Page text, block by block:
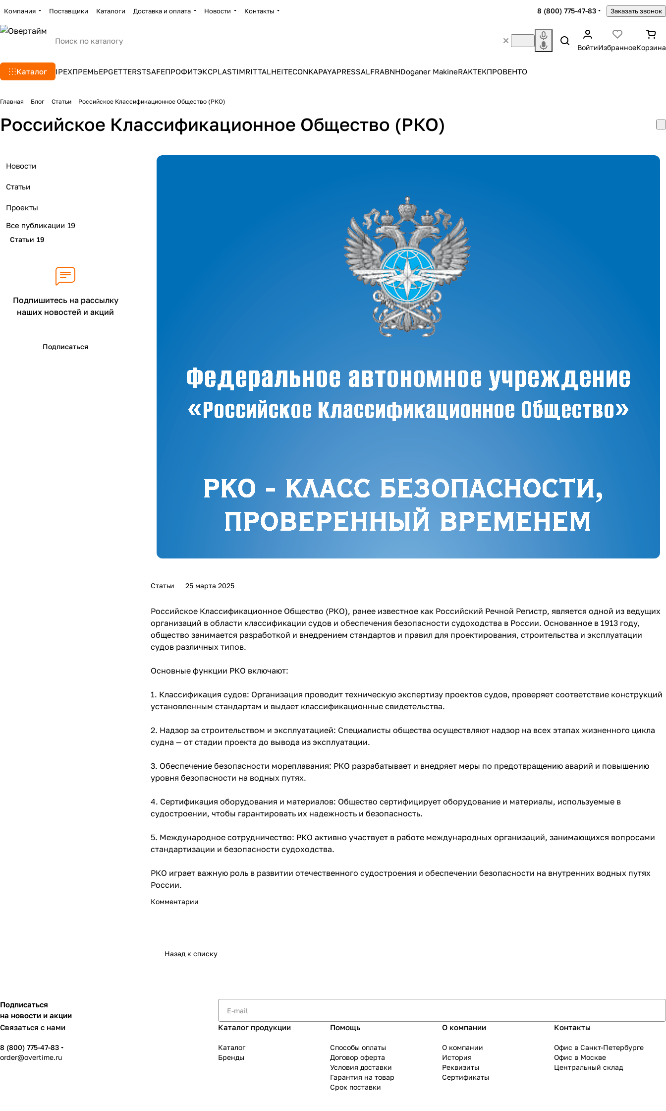
Компания Поставщики Каталоги Доставка и оплата Новости Контакты 8 (800) 775-47-83 Заказать звонок
ВойтиИзбранноеКорзина
Каталог IPEXПРЕМЬЕРGETTERSTSAFEПРОФИТЭКСPLASTIMRITTALHEITECONKAPAYAPRESSALFRABNHDoganer MakineRAKTEKПРОВЕНТО
Главная Блог Статьи Российское Классификационное Общество (РКО)
Российское Классификационное Общество (РКО)
Статьи 25 марта 2025
Российское Классификационное Общество (РКО), ранее известное как Российский Речной Регистр, является одной из ведущих
организаций в области классификации судов и обеспечения безопасности судоходства в России. Основанное в 1913 году,
общество занимается разработкой и внедрением стандартов и правил для проектирования, строительства и эксплуатации
судов различных типов.
Основные функции РКО включают:
1. Классификация судов: Организация проводит техническую экспертизу проектов судов, проверяет соответствие конструкций
установленным стандартам и выдает классификационные свидетельства.
2. Надзор за строительством и эксплуатацией: Специалисты общества осуществляют надзор на всех этапах жизненного цикла
судна — от стадии проекта до вывода из эксплуатации.
3. Обеспечение безопасности мореплавания: РКО разрабатывает и внедряет меры по предотвращению аварий и повышению
уровня безопасности на водных путях.
4. Сертификация оборудования и материалов: Общество сертифицирует оборудование и материалы, используемые в
судостроении, чтобы гарантировать их надежность и безопасность.
5. Международное сотрудничество: РКО активно участвует в работе международных организаций, занимающихся вопросами
стандартизации и безопасности судоходства.
РКО играет важную роль в развитии отечественного судостроения и обеспечении безопасности на внутренних водных путях
России.
Комментарии
Назад к списку
Новости
Статьи
Проекты
Все публикации 19
Статьи 19
Подпишитесь на рассылку
наших новостей и акций
Подписаться
Подписаться
на новости и акции
Связаться с нами
8 (800) 775-47-83
order@overtime.ru
Каталог продукции
Каталог
Бренды
Помощь
Способы оплаты
Договор оферта
Условия доставки
Гарантия на товар
Срок поставки
О компании
О компании
История
Реквизиты
Сертификаты
Контакты
Офис в Санкт-Петербурге
Офис в Москве
Центральный склад